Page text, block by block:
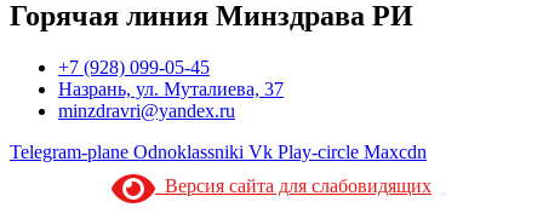
Горячая линия Минздрава РИ
+7 (928) 099-05-45
Назрань, ул. Муталиева, 37
minzdravri@yandex.ru
Telegram-plane Odnoklassniki Vk Play-circle Maxcdn
Версия сайта для слабовидящих